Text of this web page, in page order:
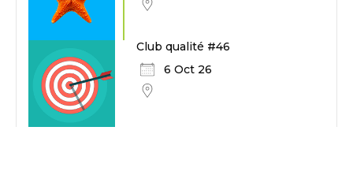
Club qualité #46
6 Oct 26